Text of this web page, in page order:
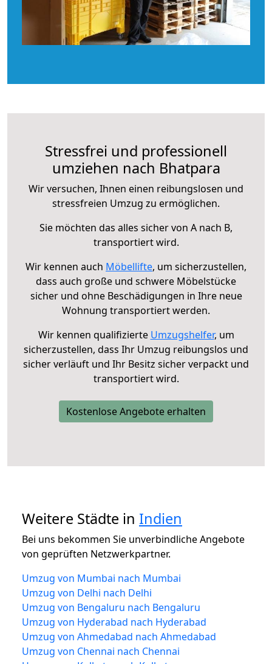
Stressfrei und professionell
umziehen nach Bhatpara
Wir versuchen, Ihnen einen reibungslosen und
stressfreien Umzug zu ermöglichen.
Sie möchten das alles sicher von A nach B,
transportiert wird.
Wir kennen auch Möbellifte, um sicherzustellen,
dass auch große und schwere Möbelstücke
sicher und ohne Beschädigungen in Ihre neue
Wohnung transportiert werden.
Wir kennen qualifizierte Umzugshelfer, um
sicherzustellen, dass Ihr Umzug reibungslos und
sicher verläuft und Ihr Besitz sicher verpackt und
transportiert wird.
Kostenlose Angebote erhalten
Weitere Städte in Indien
Bei uns bekommen Sie unverbindliche Angebote
von geprüften Netzwerkpartner.
Umzug von Mumbai nach Mumbai
Umzug von Delhi nach Delhi
Umzug von Bengaluru nach Bengaluru
Umzug von Hyderabad nach Hyderabad
Umzug von Ahmedabad nach Ahmedabad
Umzug von Chennai nach Chennai